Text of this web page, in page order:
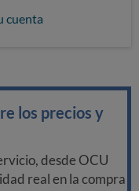
cuenta
los precios y
desde OCU
real en la compra